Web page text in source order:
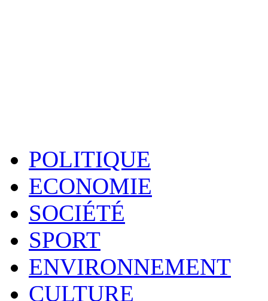
POLITIQUE
ECONOMIE
SOCIÉTÉ
SPORT
ENVIRONNEMENT
CULTURE